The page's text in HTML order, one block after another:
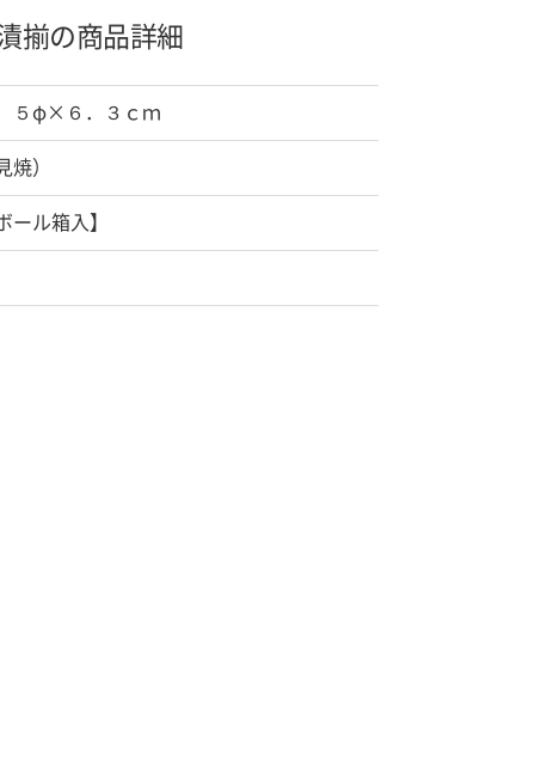
の商品詳細
５φ×６．３ｃｍ
）
ル箱入】